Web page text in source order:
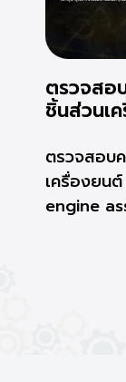
ตรวจสอ
ชิ้นส่วนเ
ตรวจสอบ
เครื่องยน
engine